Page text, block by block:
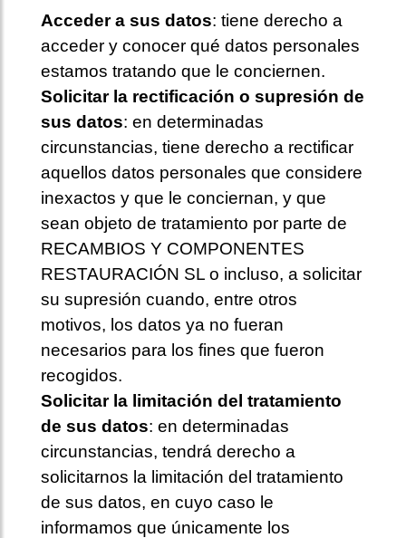
Acceder a sus datos: tiene derecho a
acceder y conocer qué datos personales
estamos tratando que le conciernen.
Solicitar la rectificación o supresión de
sus datos: en determinadas
circunstancias, tiene derecho a rectificar
aquellos datos personales que considere
inexactos y que le conciernan, y que
sean objeto de tratamiento por parte de
RECAMBIOS Y COMPONENTES
RESTAURACIÓN SL o incluso, a solicitar
su supresión cuando, entre otros
motivos, los datos ya no fueran
necesarios para los fines que fueron
recogidos.
Solicitar la limitación del tratamiento
de sus datos: en determinadas
circunstancias, tendrá derecho a
solicitarnos la limitación del tratamiento
de sus datos, en cuyo caso le
informamos que únicamente los